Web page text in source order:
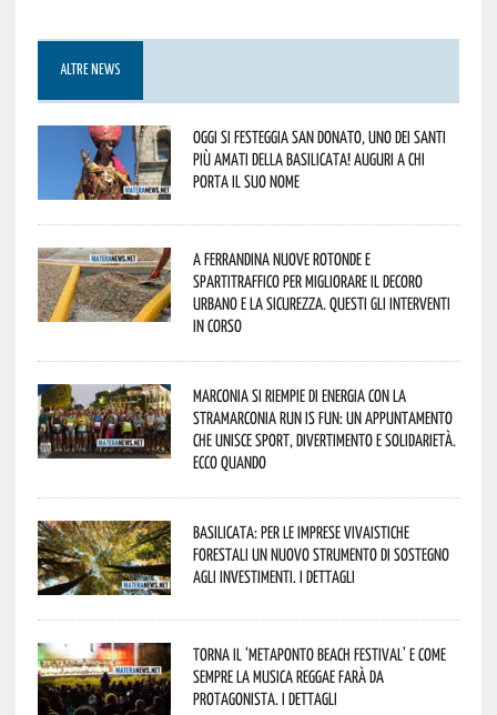
ALTRE NEWS
Oggi si festeggia San Donato, uno dei Santi
più amati della Basilicata! Auguri a chi
porta il suo nome
A Ferrandina nuove rotonde e
spartitraffico per migliorare il decoro
urbano e la sicurezza. Questi gli interventi
in corso
Marconia si riempie di energia con la
StraMarconia Run is Fun: un appuntamento
che unisce sport, divertimento e solidarietà.
Ecco quando
Basilicata: per le imprese vivaistiche
forestali un nuovo strumento di sostegno
agli investimenti. I dettagli
Torna il ‘Metaponto beach festival’ e come
sempre la musica reggae farà da
protagonista. I dettagli